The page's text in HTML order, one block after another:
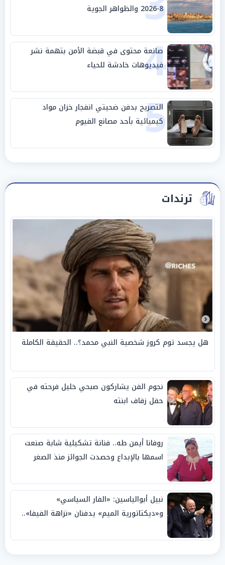
8-2026 والظواهر الجوية
4
صانعة محتوى في قبضة الأمن بتهمة نشر
فيديوهات خادشة للحياء
5
التصريح بدفن ضحيتي انفجار خزان مواد
كيميائية بأحد مصانع الفيوم
ترندات
هل يجسد توم كروز شخصية النبي محمد؟.. الحقيقة الكاملة
نجوم الفن يشاركون صبحي خليل فرحته في
حفل زفاف ابنته
روفانا أيمن طه.. فنانة تشكيلية شابة صنعت
اسمها بالإبداع وحصدت الجوائز منذ الصغر
نبيل أبوالياسين: «الفار السياسي»
و«ديكتاتورية الميم» يدفنان «نزاهة الفيفا»..